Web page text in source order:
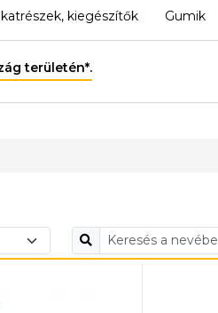
kiegészítők Gumik
területén*.